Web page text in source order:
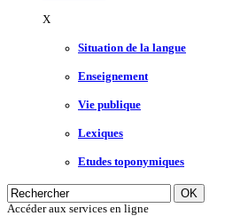
X
Situation de la langue
Enseignement
Vie publique
Lexiques
Etudes toponymiques
Accéder aux services en ligne